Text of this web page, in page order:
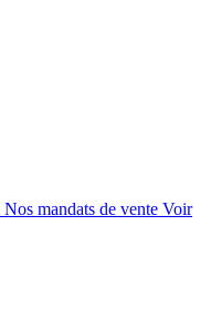
Nos mandats de vente Voir